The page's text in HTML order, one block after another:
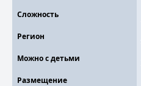
Сложность
Регион
Можно с детьми
Размещение